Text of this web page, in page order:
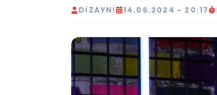
DIZAYN! 14.06.2024 - 20:17